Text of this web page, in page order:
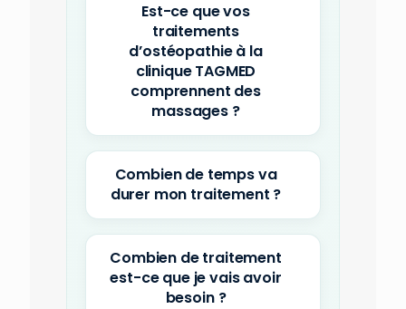
Est-ce que vos
traitements
d’ostéopathie à la
clinique TAGMED
comprennent des
massages ?
Combien de temps va
durer mon traitement ?
Combien de traitement
est-ce que je vais avoir
besoin ?